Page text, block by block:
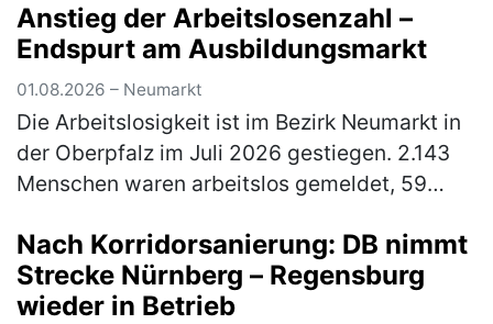
Günter Neidhardt nach Tansan…(mehr)
Anstieg der Arbeitslosenzahl –
Endspurt am Ausbildungsmarkt
01.08.2026 – Neumarkt
Die Arbeitslosigkeit ist im Bezirk Neumarkt in
der Oberpfalz im Juli 2026 gestiegen. 2.143
Menschen waren arbeitslos gemeldet, 59
90 Personen bzw. 4 Prozent…(mehr)
Nach Korridorsanierung: DB nimmt
Strecke Nürnberg – Regensburg
wieder in Betrieb